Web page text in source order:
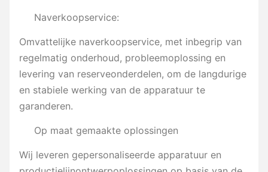
Naverkoopservice:
Omvattelijke naverkoopservice, met inbegrip van
regelmatig onderhoud, probleemoplossing en
levering van reserveonderdelen, om de langdurige
en stabiele werking van de apparatuur te
garanderen.
Op maat gemaakte oplossingen
Wij leveren gepersonaliseerde apparatuur en